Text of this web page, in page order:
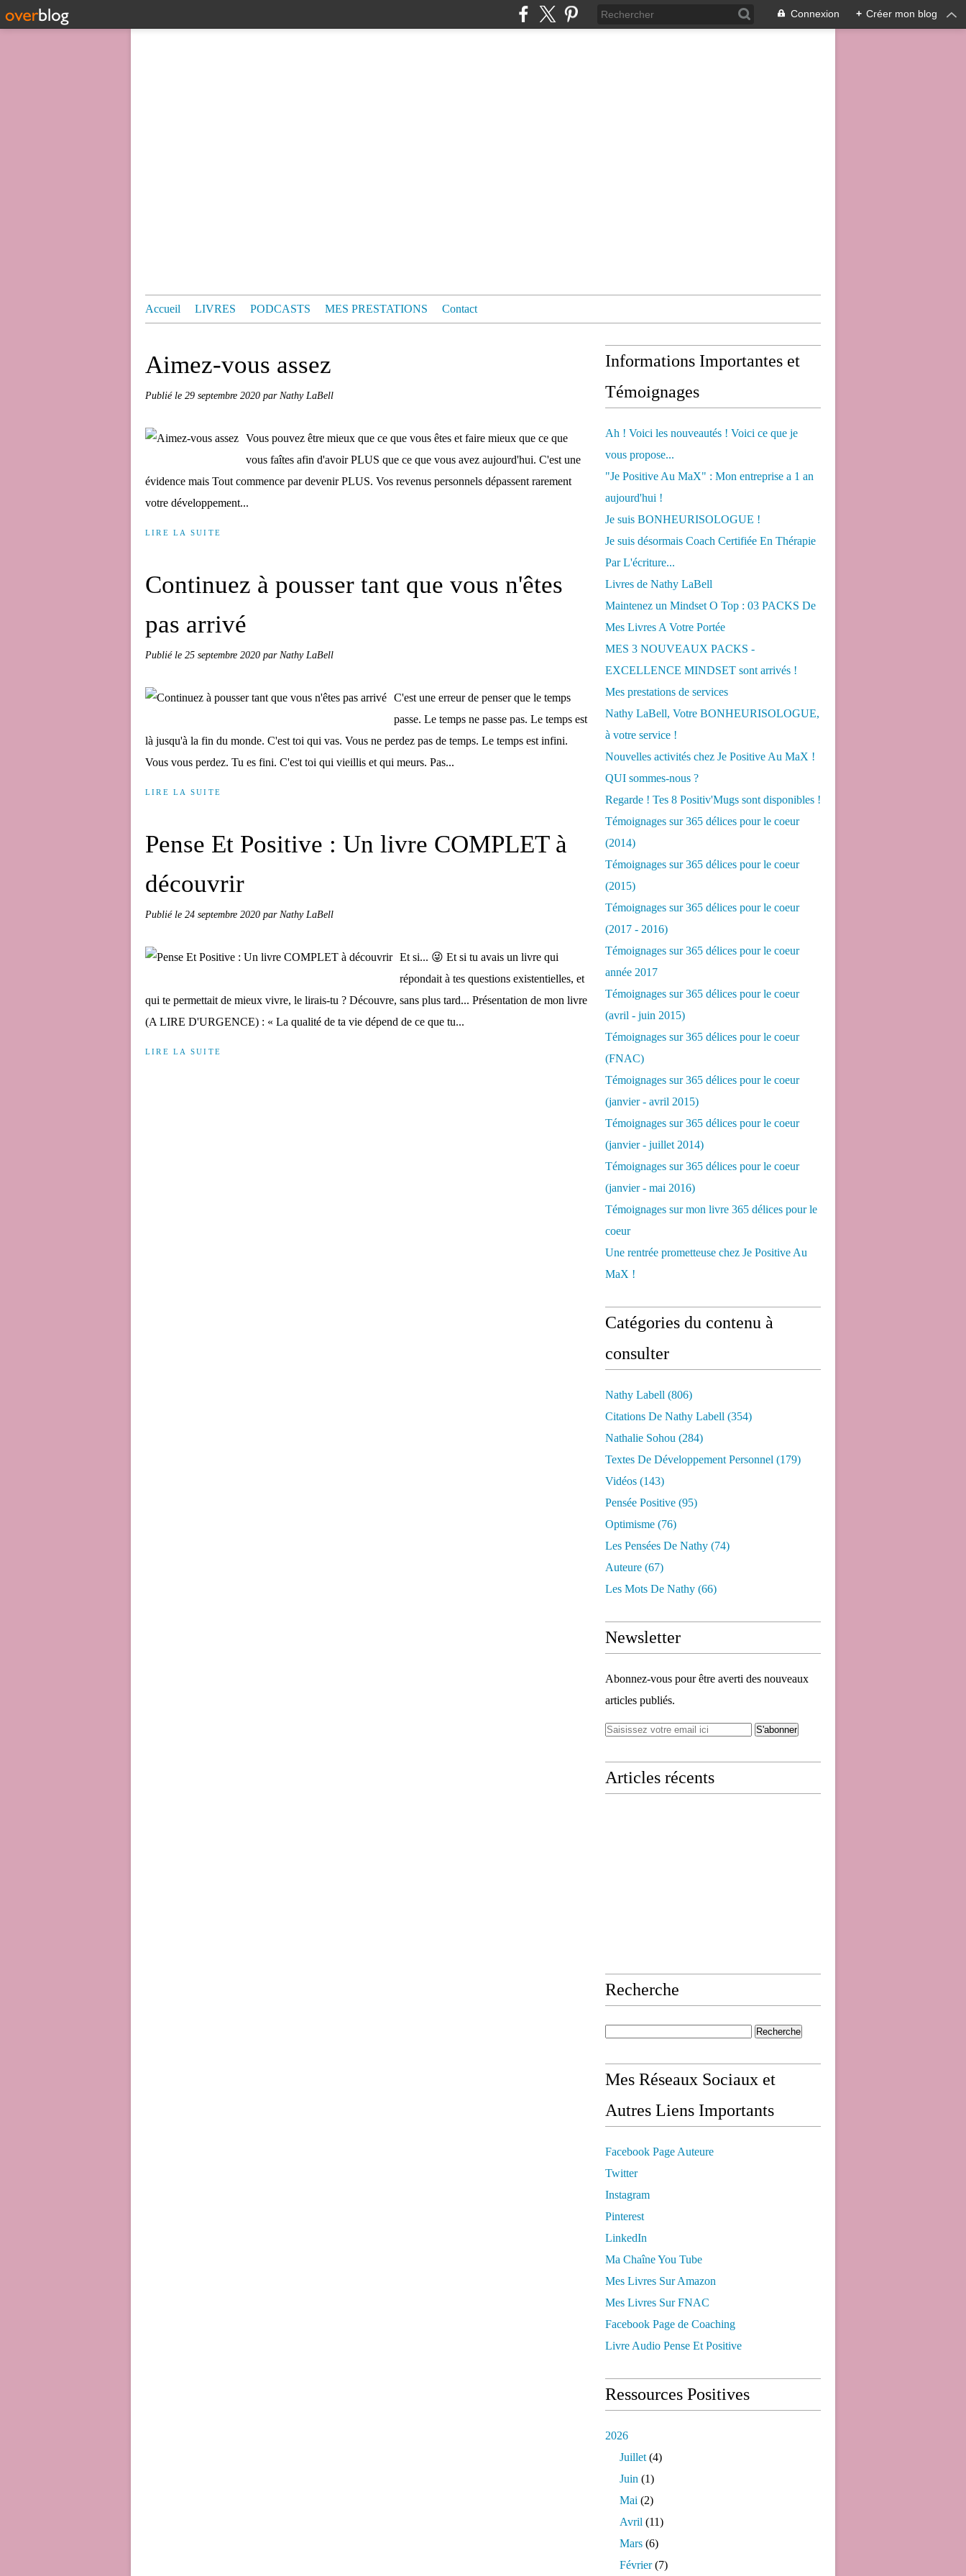
Connexion + Créer mon blog
Accueil LIVRES PODCASTS MES PRESTATIONS Contact
Aimez-vous assez
Publié le 29 septembre 2020 par Nathy LaBell
Vous pouvez être mieux que ce que vous êtes et faire mieux que ce que
vous faîtes afin d'avoir PLUS que ce que vous avez aujourd'hui. C'est une
évidence mais Tout commence par devenir PLUS. Vos revenus personnels dépassent rarement
votre développement...
LIRE LA SUITE
Continuez à pousser tant que vous n'êtes
pas arrivé
Publié le 25 septembre 2020 par Nathy LaBell
C'est une erreur de penser que le temps
passe. Le temps ne passe pas. Le temps est
là jusqu'à la fin du monde. C'est toi qui vas. Vous ne perdez pas de temps. Le temps est infini.
Vous vous perdez. Tu es fini. C'est toi qui vieillis et qui meurs. Pas...
LIRE LA SUITE
Pense Et Positive : Un livre COMPLET à
découvrir
Publié le 24 septembre 2020 par Nathy LaBell
Et si... 😜 Et si tu avais un livre qui
répondait à tes questions existentielles, et
qui te permettait de mieux vivre, le lirais-tu ? Découvre, sans plus tard... Présentation de mon livre
(A LIRE D'URGENCE) : « La qualité de ta vie dépend de ce que tu...
LIRE LA SUITE
Informations Importantes et
Témoignages
Ah ! Voici les nouveautés ! Voici ce que je
vous propose...
"Je Positive Au MaX" : Mon entreprise a 1 an
aujourd'hui !
Je suis BONHEURISOLOGUE !
Je suis désormais Coach Certifiée En Thérapie
Par L'écriture...
Livres de Nathy LaBell
Maintenez un Mindset O Top : 03 PACKS De
Mes Livres A Votre Portée
MES 3 NOUVEAUX PACKS -
EXCELLENCE MINDSET sont arrivés !
Mes prestations de services
Nathy LaBell, Votre BONHEURISOLOGUE,
à votre service !
Nouvelles activités chez Je Positive Au MaX !
QUI sommes-nous ?
Regarde ! Tes 8 Positiv'Mugs sont disponibles !
Témoignages sur 365 délices pour le coeur
(2014)
Témoignages sur 365 délices pour le coeur
(2015)
Témoignages sur 365 délices pour le coeur
(2017 - 2016)
Témoignages sur 365 délices pour le coeur
année 2017
Témoignages sur 365 délices pour le coeur
(avril - juin 2015)
Témoignages sur 365 délices pour le coeur
(FNAC)
Témoignages sur 365 délices pour le coeur
(janvier - avril 2015)
Témoignages sur 365 délices pour le coeur
(janvier - juillet 2014)
Témoignages sur 365 délices pour le coeur
(janvier - mai 2016)
Témoignages sur mon livre 365 délices pour le
coeur
Une rentrée prometteuse chez Je Positive Au
MaX !
Catégories du contenu à
consulter
Nathy Labell (806)
Citations De Nathy Labell (354)
Nathalie Sohou (284)
Textes De Développement Personnel (179)
Vidéos (143)
Pensée Positive (95)
Optimisme (76)
Les Pensées De Nathy (74)
Auteure (67)
Les Mots De Nathy (66)
Newsletter
Abonnez-vous pour être averti des nouveaux
articles publiés.
Articles récents
Recherche
Mes Réseaux Sociaux et
Autres Liens Importants
Facebook Page Auteure
Twitter
Instagram
Pinterest
LinkedIn
Ma Chaîne You Tube
Mes Livres Sur Amazon
Mes Livres Sur FNAC
Facebook Page de Coaching
Livre Audio Pense Et Positive
Ressources Positives
2026
Juillet (4)
Juin (1)
Mai (2)
Avril (11)
Mars (6)
Février(7)